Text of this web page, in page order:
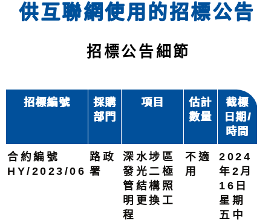
供互聯網使用的招標公告
招標公告細節
招標編號
採購
部門
項目
估計
數量
截標
日期/
時間
合約編號
HY/2023/06
路政
署
深水埗區
發光二極
管結構照
明更換工
程
不適
用
2024
年2月
16日
星期
五中